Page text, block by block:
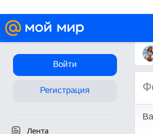
Войти
Регистрация
Лента